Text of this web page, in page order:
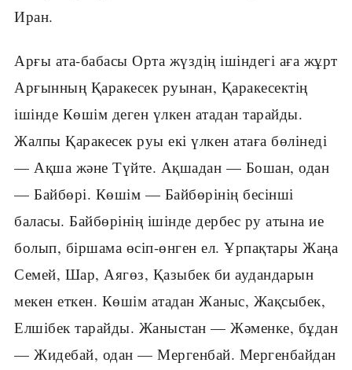
Иран.
Арғы ата-бабасы Орта жүздің ішіндегі аға жұрт
Арғынның Қаракесек руынан, Қаракесектің
ішінде Көшім деген үлкен атадан тарайды.
Жалпы Қаракесек руы екі үлкен атаға бөлінеді
— Ақша және Түйте. Ақшадан — Бошан, одан
— Байбөрі. Көшім — Байбөрінің бесінші
баласы. Байбөрінің ішінде дербес ру атына ие
болып, біршама өсіп-өнген ел. Ұрпақтары Жаңа
Семей, Шар, Аягөз, Қазыбек би аудандарын
мекен еткен. Көшім атадан Жаныс, Жақсыбек,
Елшібек тарайды. Жаныстан — Жәменке, бұдан
— Жидебай, одан — Мергенбай. Мергенбайдан